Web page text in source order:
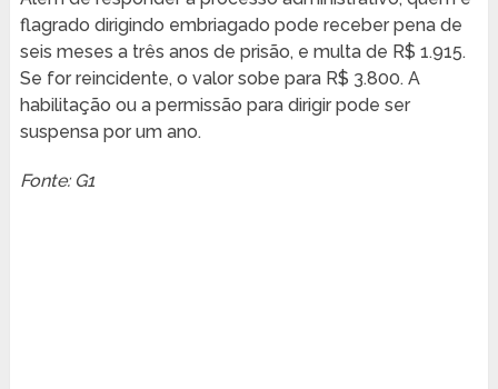
flagrado dirigindo embriagado pode receber pena de
seis meses a três anos de prisão, e multa de R$ 1.915.
Se for reincidente, o valor sobe para R$ 3.800. A
habilitação ou a permissão para dirigir pode ser
suspensa por um ano.
Fonte: G1